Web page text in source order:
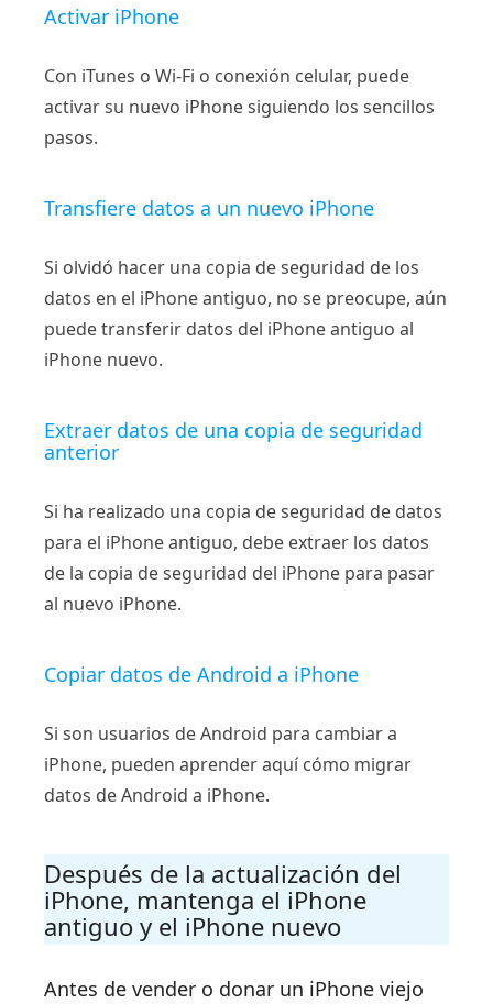
Activar iPhone
Con iTunes o Wi-Fi o conexión celular, puede
activar su nuevo iPhone siguiendo los sencillos
pasos.
Transfiere datos a un nuevo iPhone
Si olvidó hacer una copia de seguridad de los
datos en el iPhone antiguo, no se preocupe, aún
puede transferir datos del iPhone antiguo al
iPhone nuevo.
Extraer datos de una copia de seguridad
anterior
Si ha realizado una copia de seguridad de datos
para el iPhone antiguo, debe extraer los datos
de la copia de seguridad del iPhone para pasar
al nuevo iPhone.
Copiar datos de Android a iPhone
Si son usuarios de Android para cambiar a
iPhone, pueden aprender aquí cómo migrar
datos de Android a iPhone.
Después de la actualización del
iPhone, mantenga el iPhone
antiguo y el iPhone nuevo
Antes de vender o donar un iPhone viejo